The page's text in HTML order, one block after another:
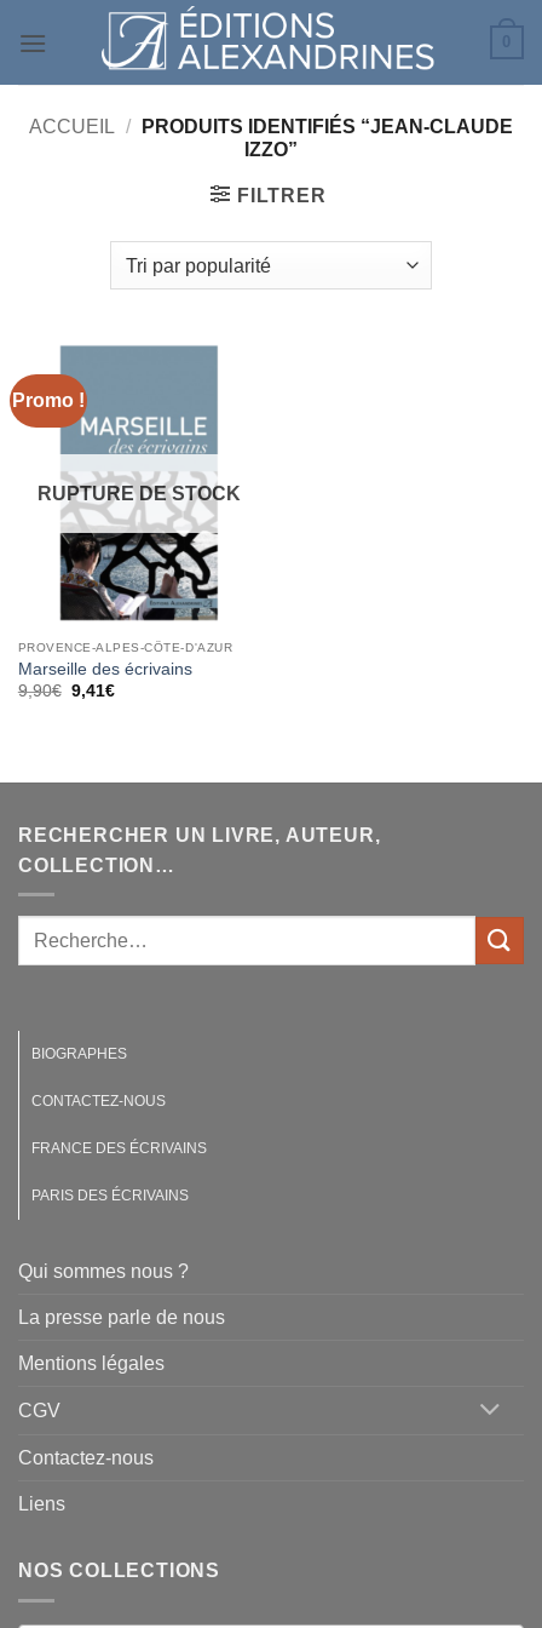
ACCUEIL /
PRODUITS IDENTIFIÉS “JEAN-CLAUDE
IZZO”
FILTRER
Promo !
RUPTURE DE STOCK
PROVENCE-ALPES-CÔTE-D'AZUR
Marseille des écrivains
9,90€ Le
9,41€Le
RECHERCHER UN LIVRE, AUTEUR,
COLLECTION…
BIOGRAPHES
CONTACTEZ-NOUS
FRANCE DES ÉCRIVAINS
PARIS DES ÉCRIVAINS
Qui sommes nous ?
La presse parle de nous
Mentions légales
CGV
Contactez-nous
Liens
NOS COLLECTIONS